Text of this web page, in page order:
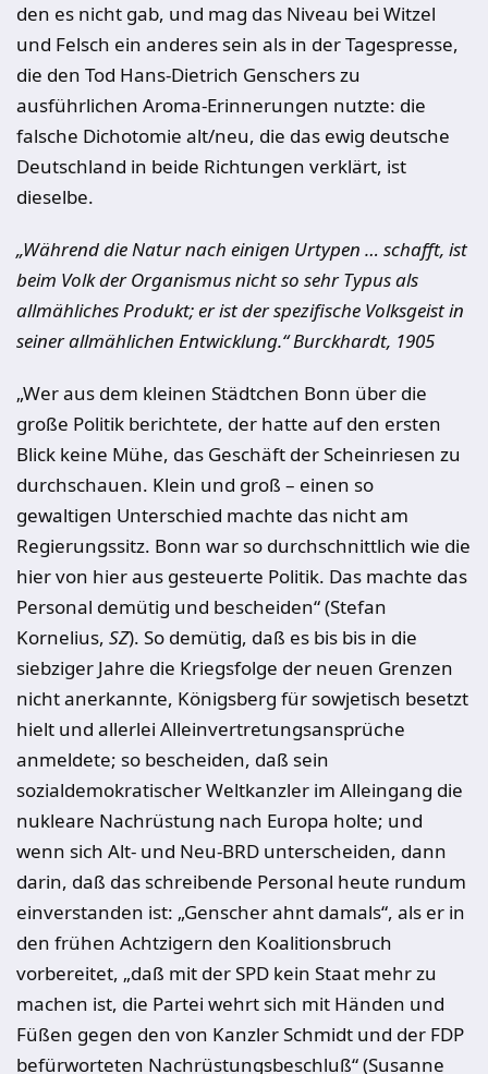
den es nicht gab, und mag das Niveau bei Witzel
und Felsch ein anderes sein als in der Tagespresse,
die den Tod Hans-Dietrich Genschers zu
ausführlichen Aroma-Erinnerungen nutzte: die
falsche Dichotomie alt/neu, die das ewig deutsche
Deutschland in beide Richtungen verklärt, ist
dieselbe.
„Während die Natur nach einigen Urtypen … schafft, ist
beim Volk der Organismus nicht so sehr Typus als
allmähliches Produkt; er ist der spezifische Volksgeist in
seiner allmählichen Entwicklung.“ Burckhardt, 1905
„Wer aus dem kleinen Städtchen Bonn über die
große Politik berichtete, der hatte auf den ersten
Blick keine Mühe, das Geschäft der Scheinriesen zu
durchschauen. Klein und groß – einen so
gewaltigen Unterschied machte das nicht am
Regierungssitz. Bonn war so durchschnittlich wie die
hier von hier aus gesteuerte Politik. Das machte das
Personal demütig und bescheiden“ (Stefan
Kornelius, SZ). So demütig, daß es bis bis in die
siebziger Jahre die Kriegsfolge der neuen Grenzen
nicht anerkannte, Königsberg für sowjetisch besetzt
hielt und allerlei Alleinvertretungsansprüche
anmeldete; so bescheiden, daß sein
sozialdemokratischer Weltkanzler im Alleingang die
nukleare Nachrüstung nach Europa holte; und
wenn sich Alt- und Neu-BRD unterscheiden, dann
darin, daß das schreibende Personal heute rundum
einverstanden ist: „Genscher ahnt damals“, als er in
den frühen Achtzigern den Koalitionsbruch
vorbereitet, „daß mit der SPD kein Staat mehr zu
machen ist, die Partei wehrt sich mit Händen und
Füßen gegen den von Kanzler Schmidt und der FDP
befürworteten Nachrüstungsbeschluß“ (Susanne